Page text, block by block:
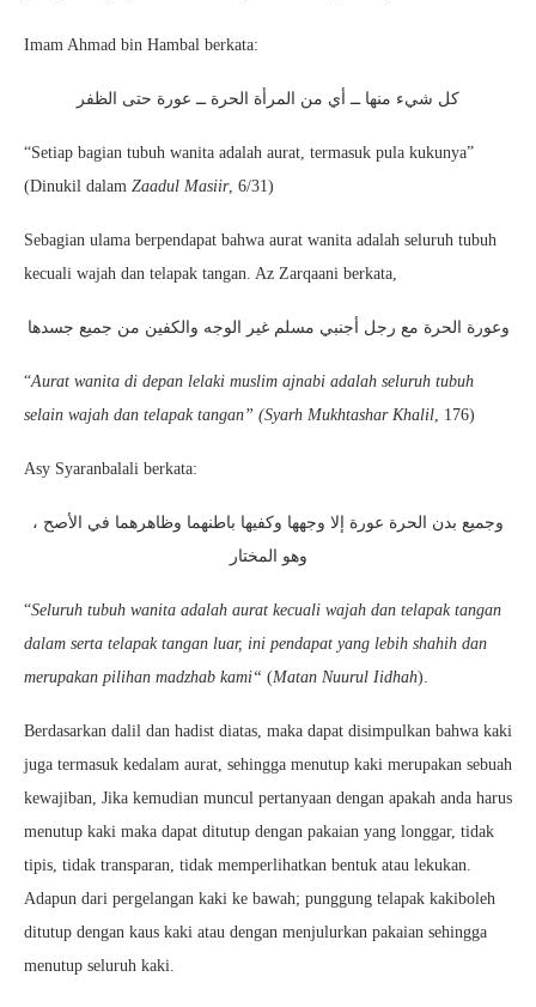
Imam Ahmad bin Hambal berkata:
كل شيء منها ــ أي من المرأة الحرة ــ عورة حتى الظفر
“Setiap bagian tubuh wanita adalah aurat, termasuk pula kukunya”
(Dinukil dalam Zaadul Masiir, 6/31)
Sebagian ulama berpendapat bahwa aurat wanita adalah seluruh tubuh
kecuali wajah dan telapak tangan. Az Zarqaani berkata,
وعورة الحرة مع رجل أجنبي مسلم غير الوجه والكفين من جميع جسدها
“Aurat wanita di depan lelaki muslim ajnabi adalah seluruh tubuh
selain wajah dan telapak tangan” (Syarh Mukhtashar Khalil, 176)
Asy Syaranbalali berkata:
وجميع بدن الحرة عورة إلا وجهها وكفيها باطنهما وظاهرهما في الأصح ،
وهو المختار
“Seluruh tubuh wanita adalah aurat kecuali wajah dan telapak tangan
dalam serta telapak tangan luar, ini pendapat yang lebih shahih dan
merupakan pilihan madzhab kami“ (Matan Nuurul Iidhah).
Berdasarkan dalil dan hadist diatas, maka dapat disimpulkan bahwa kaki
juga termasuk kedalam aurat, sehingga menutup kaki merupakan sebuah
kewajiban, Jika kemudian muncul pertanyaan dengan apakah anda harus
menutup kaki maka dapat ditutup dengan pakaian yang longgar, tidak
tipis, tidak transparan, tidak memperlihatkan bentuk atau lekukan.
Adapun dari pergelangan kaki ke bawah; punggung telapak kakiboleh
ditutup dengan kaus kaki atau dengan menjulurkan pakaian sehingga
menutup seluruh kaki.